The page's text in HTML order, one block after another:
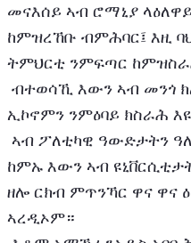
መናእሰይ ኣብ ሮማኒያ
ከምዝረኸቡ ብምሕባር፤ እዚ
ትምህርቲ ንምፍጣር
ኢኮኖምን ንምዕባይ ክስራሕ
ከምኡ እውን ኣብ
ዘሎ ርክብ ምጥንኻር ዋና ዋና
ኣረዲኦም።